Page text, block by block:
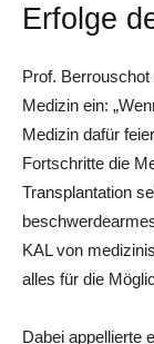
Erfolge
Prof.
Medizin ein:
Medizin dafür
Fortschritte die
Transplantation
KAL von
alles für die
Dabei appellierte